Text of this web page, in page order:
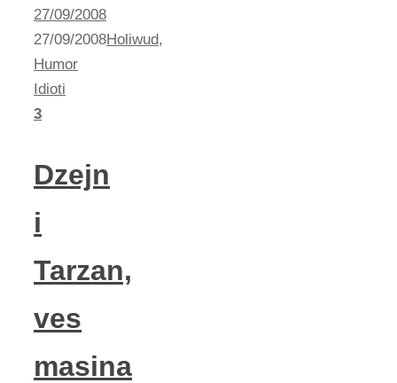
27/09/2008
27/09/2008Holiwud,
Humor
Idioti
3
Dzejn
i
Tarzan,
ves
masina